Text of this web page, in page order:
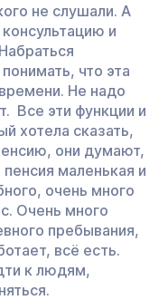
не слушали. А
и
что эта
Не надо
Все эти функции и
хотела сказать,
они думают,
маленькая и
очень много
Очень много
пребывания,
всё есть.
к людям,